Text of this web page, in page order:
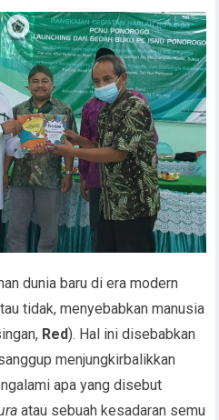
dunia baru di era modern
tidak, menyebabkan manusia
Red). Hal ini disebabkan
menjungkirbalikkan
apa yang disebut
atau sebuah kesadaran semu